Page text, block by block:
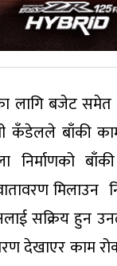
लागि बजेट
कँडेलले बाँकी
निर्माणको
मिलाउन
सक्रिय हुन
देखाएर काम